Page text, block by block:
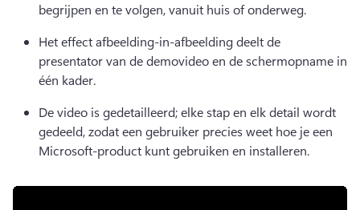
begrijpen en te volgen, vanuit huis of onderweg.
Het effect afbeelding-in-afbeelding deelt de
presentator van de demovideo en de schermopname in
één kader.
De video is gedetailleerd; elke stap en elk detail wordt
gedeeld, zodat een gebruiker precies weet hoe je een
Microsoft-product kunt gebruiken en installeren.